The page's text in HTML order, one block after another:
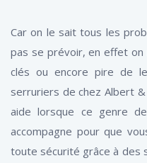
Car on le sait tous les
pas se prévoir, en effet on
clés ou encore pire de
serruriers de chez Albert
aide lorsque ce genre
accompagne pour que
toute sécurité grâce à des